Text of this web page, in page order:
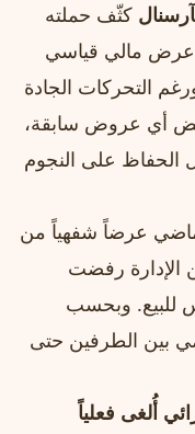
آرسنال كثّف حملته
عرض مالي قياسي
التحركات الجادة
أي عروض سابقة،
الحفاظ على النجوم
عرضاً شفهياً من
لكن الإدارة رفضت
للبيع. وبحسب
بين الطرفين حتى